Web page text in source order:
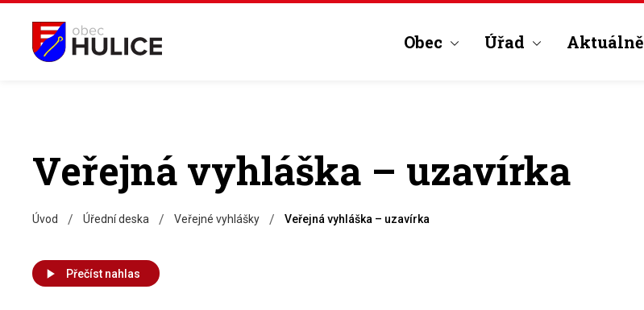
Obec Úřad Aktuálně
Veřejná vyhláška – uzavírka
Úvod / Úřední deska / Veřejné vyhlášky / Veřejná vyhláška – uzavírka
Přečíst nahlas